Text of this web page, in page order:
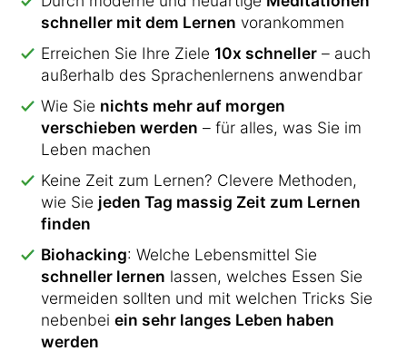
schneller mit dem Lernen vorankommen
Erreichen Sie Ihre Ziele 10x schneller – auch
außerhalb des Sprachenlernens anwendbar
Wie Sie nichts mehr auf morgen
verschieben werden – für alles, was Sie im
Leben machen
Keine Zeit zum Lernen? Clevere Methoden,
wie Sie jeden Tag massig Zeit zum Lernen
finden
Biohacking: Welche Lebensmittel Sie
schneller lernen lassen, welches Essen Sie
vermeiden sollten und mit welchen Tricks Sie
nebenbei ein sehr langes Leben haben
werden